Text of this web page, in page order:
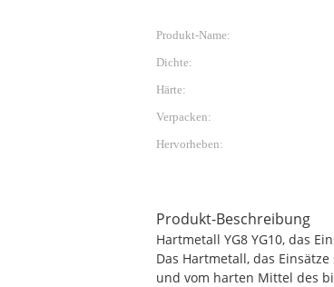
Produkt-Name:
Dichte:
Härte:
Verpacken:
Hervorheben:
Produkt-Beschreibung
Hartmetall YG8 YG10, das
Das Hartmetall, das
und vom harten Mittel des